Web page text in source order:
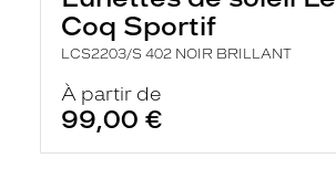
Coq Sportif
LCS2203/S 402 NOIR BRILLANT
À partir de
99,00 €